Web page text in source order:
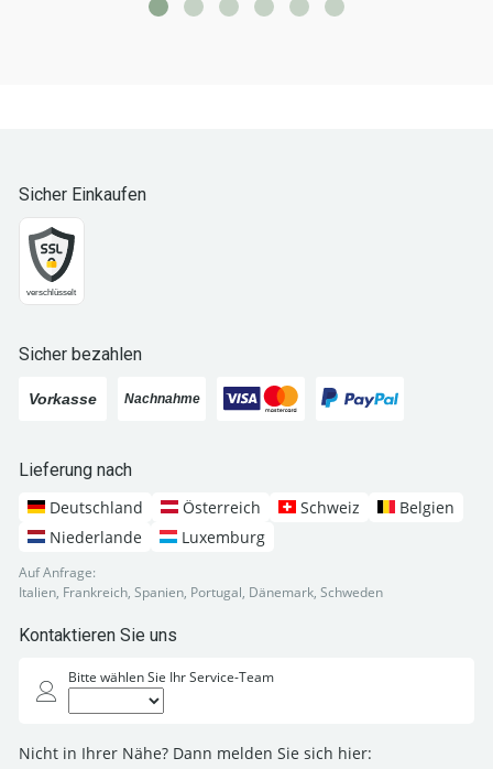
Sicher Einkaufen
Sicher bezahlen
Lieferung nach
Deutschland
Österreich Schweiz
Belgien
Niederlande
Luxemburg
Auf Anfrage:
Italien, Frankreich, Spanien, Portugal, Dänemark, Schweden
Kontaktieren Sie uns
Bitte wählen Sie Ihr Service-Team
Nicht in Ihrer Nähe? Dann melden Sie sich hier: